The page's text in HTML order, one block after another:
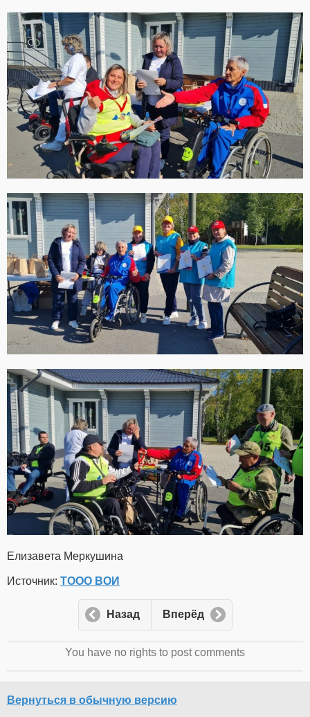
Елизавета Меркушина
Источник: ТООО ВОИ
Назад Вперёд
You have no rights to post comments
Вернуться в обычную версию